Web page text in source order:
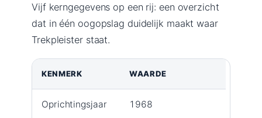
Vijf kerngegevens op een rij: een overzicht
dat in één oogopslag duidelijk maakt waar
Trekpleister staat.
KENMERK WAARDE
Oprichtingsjaar 1968